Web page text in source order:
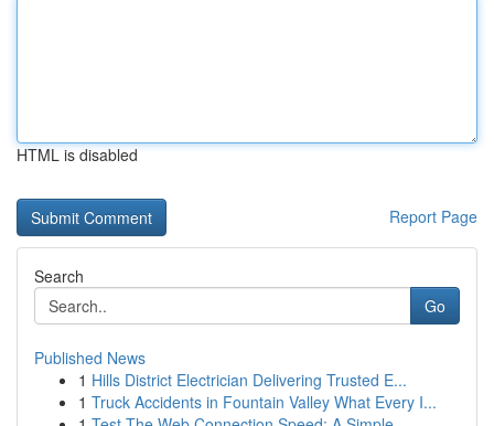
HTML is disabled
Report Page
Search
Go
Published News
1 Hills District Electrician Delivering Trusted E...
1 Truck Accidents in Fountain Valley What Every I...